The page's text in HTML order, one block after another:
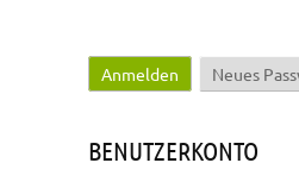
Haupt-Reiter
Anmelden (aktiver Reiter)
Neues
BENUTZERKONTO